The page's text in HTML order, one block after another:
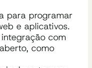
para programar
e aplicativos.
com
como